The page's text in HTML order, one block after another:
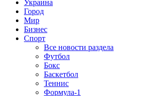
Украина
Город
Мир
Бизнес
Спорт
Все новости раздела
Футбол
Бокс
Баскетбол
Теннис
Формула-1